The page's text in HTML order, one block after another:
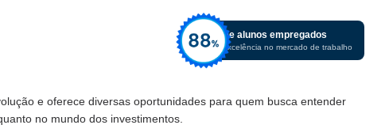
De alunos empregados
Excelência no mercado de trabalho
e oferece diversas oportunidades para quem busca entender
no mundo dos investimentos.